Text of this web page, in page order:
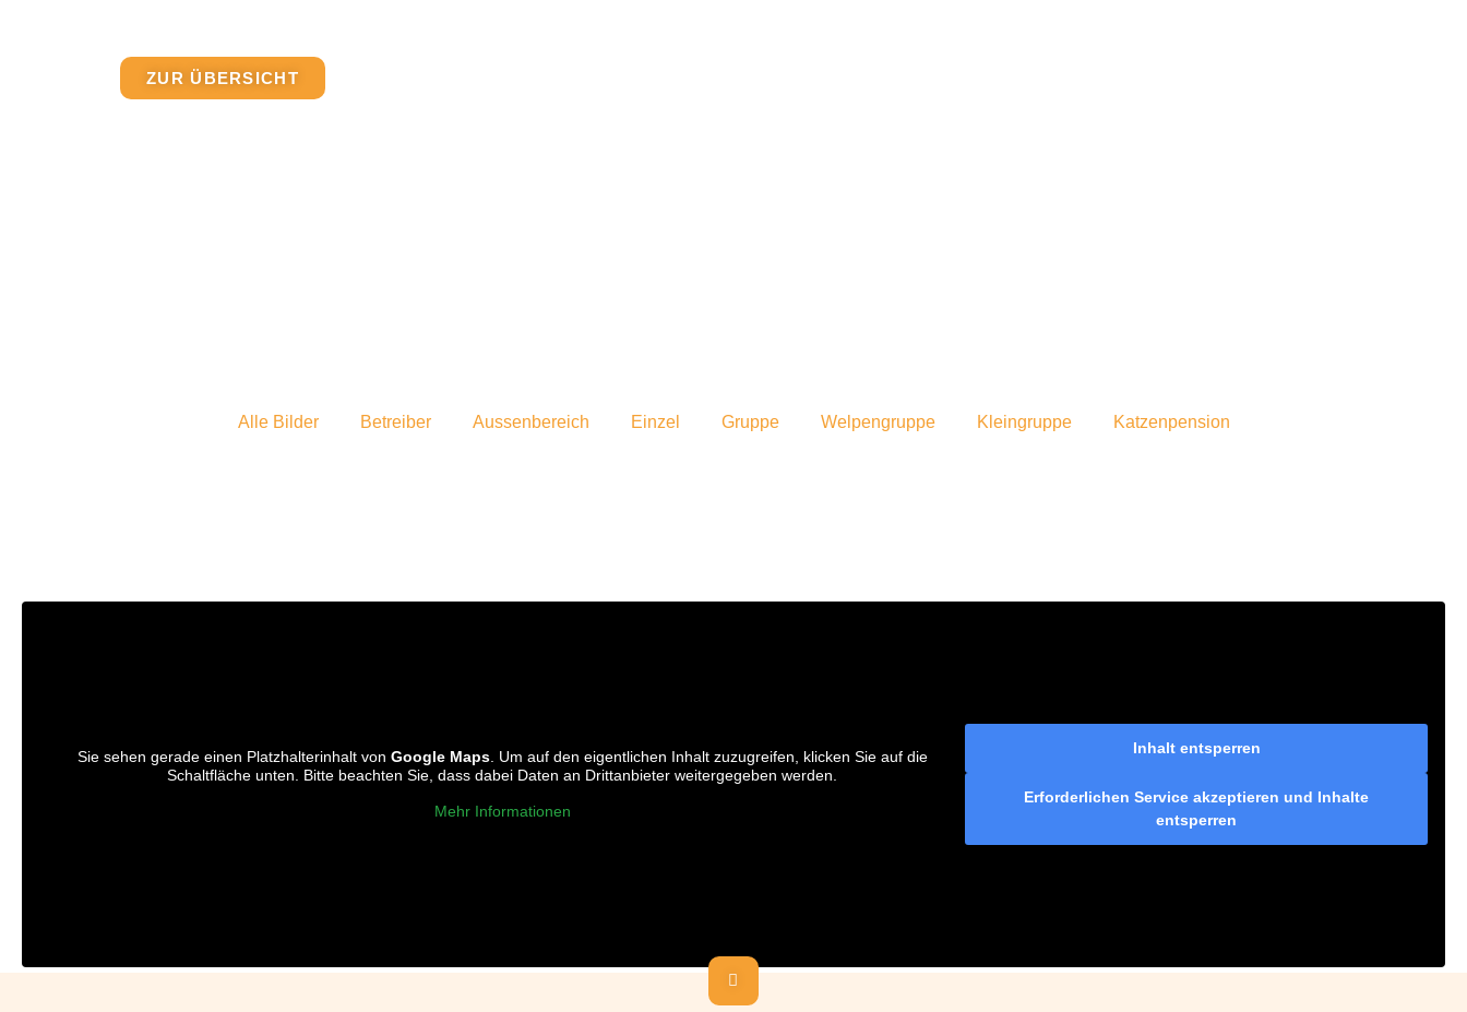
ZUR ÜBERSICHT
Alle Bilder Betreiber Aussenbereich Einzel Gruppe Welpengruppe Kleingruppe Katzenpension
Sie sehen gerade einen Platzhalterinhalt von Google Maps. Um auf den eigentlichen Inhalt zuzugreifen, klicken Sie auf die
Schaltfläche unten. Bitte beachten Sie, dass dabei Daten an Drittanbieter weitergegeben werden.
Mehr Informationen
Inhalt entsperren
Erforderlichen Service akzeptieren und Inhalte
entsperren